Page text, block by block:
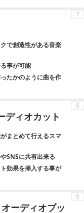
で創造性がある音楽
事が可能
たかのように曲を作
7
ディオカット
まとめて行えるスマ
SNSに共有出来る
効果を挿入する事が
8
ーディオブッ
9